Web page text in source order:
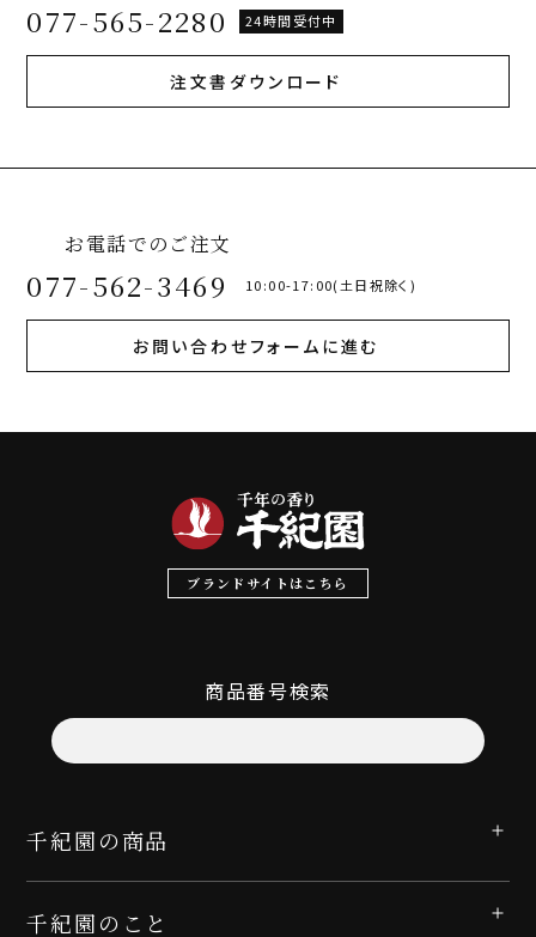
077-565-2280 24時間受付中
注文書ダウンロード
お電話でのご注文
077-562-3469 10:00-17:00(土日祝除く)
お問い合わせフォームに進む
ブランドサイトはこちら
商品番号検索
千紀園の商品
千紀園のこと